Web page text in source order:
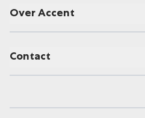
Over Accent
Contact